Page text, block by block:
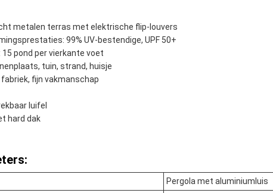
metalen terras met elektrische flip-louvers
99% UV-bestendige, UPF 50+
pond per vierkante voet
tuin, strand, huisje
fijn vakmanschap
luifel
hard dak
Pergola met aluminiumluis